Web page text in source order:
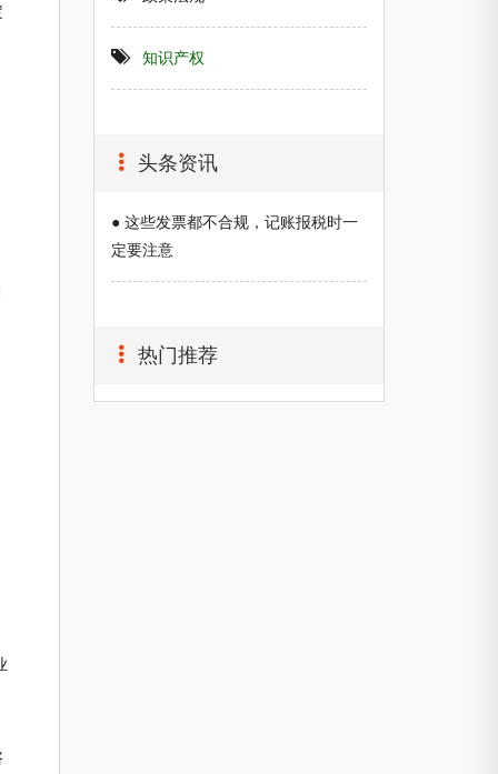
知识产权
头条资讯
● 这些发票都不合规，记账报税时一
定要注意
热门推荐